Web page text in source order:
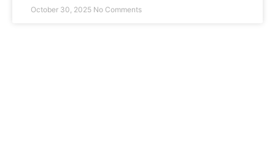
October 30, 2025 No Comments